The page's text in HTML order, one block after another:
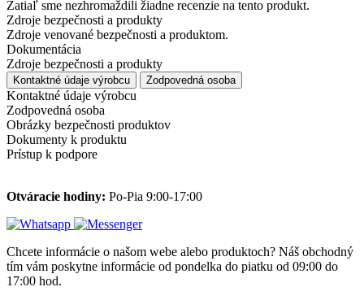
Zatiaľ sme nezhromaždili žiadne recenzie na tento produkt.
Zdroje bezpečnosti a produkty
Zdroje venované bezpečnosti a produktom.
Dokumentácia
Zdroje bezpečnosti a produkty
Kontaktné údaje výrobcu Zodpovedná osoba
Kontaktné údaje výrobcu
Zodpovedná osoba
Obrázky bezpečnosti produktov
Dokumenty k produktu
Prístup k podpore
Otváracie hodiny: Po-Pia 9:00-17:00
Chcete informácie o našom webe alebo produktoch? Náš obchodný
tím vám poskytne informácie od pondelka do piatku od 09:00 do
17:00 hod.